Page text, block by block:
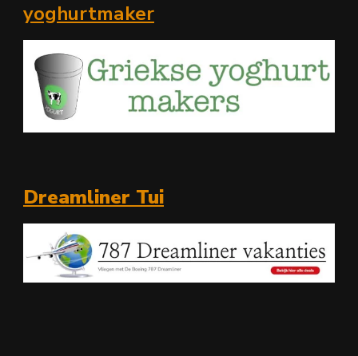
yoghurtmaker
Dreamliner Tui